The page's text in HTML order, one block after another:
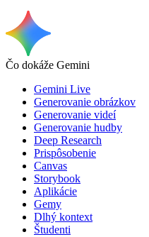
Čo dokáže Gemini
Gemini Live
Generovanie obrázkov
Generovanie videí
Generovanie hudby
Deep Research
Prispôsobenie
Canvas
Storybook
Aplikácie
Gemy
Dlhý kontext
Študenti